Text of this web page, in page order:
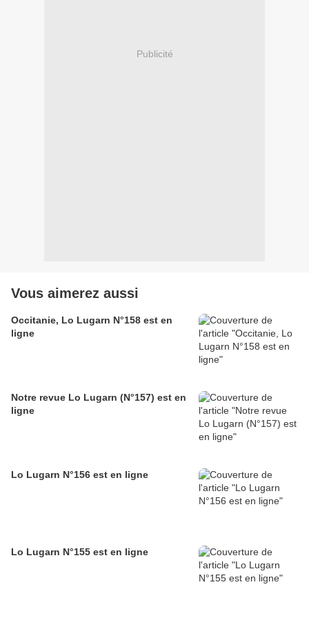
Publicité
Vous aimerez aussi
Occitanie, Lo Lugarn N°158 est en
ligne
Notre revue Lo Lugarn (N°157) est en
ligne
Lo Lugarn N°156 est en ligne
Lo Lugarn N°155 est en ligne